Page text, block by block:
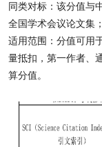
同类对标：该分值与
全国学术会议论文集；
适用范围：分值可用
量抵扣，第一作者、
算分值。